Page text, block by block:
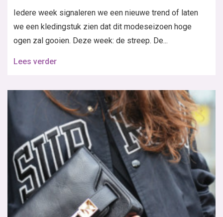
Iedere week signaleren we een nieuwe trend of laten
we een kledingstuk zien dat dit modeseizoen hoge
ogen zal gooien. Deze week: de streep. De...
Lees verder